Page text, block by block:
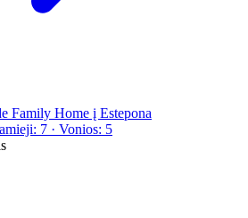
Family Home į Estepona
7 · Vonios: 5